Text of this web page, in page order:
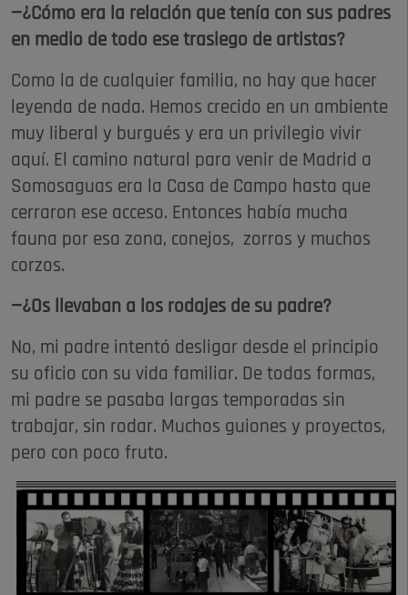
—¿Cómo era la relación que tenía con sus padres
en medio de todo ese trasiego de artistas?
Como la de cualquier familia, no hay que hacer
leyenda de nada. Hemos crecido en un ambiente
muy liberal y burgués y era un privilegio vivir
aquí. El camino natural para venir de Madrid a
Somosaguas era la Casa de Campo hasta que
cerraron ese acceso. Entonces había mucha
fauna por esa zona, conejos, zorros y muchos
corzos.
—¿Os llevaban a los rodajes de su padre?
No, mi padre intentó desligar desde el principio
su oficio con su vida familiar. De todas formas,
mi padre se pasaba largas temporadas sin
trabajar, sin rodar. Muchos guiones y proyectos,
pero con poco fruto.